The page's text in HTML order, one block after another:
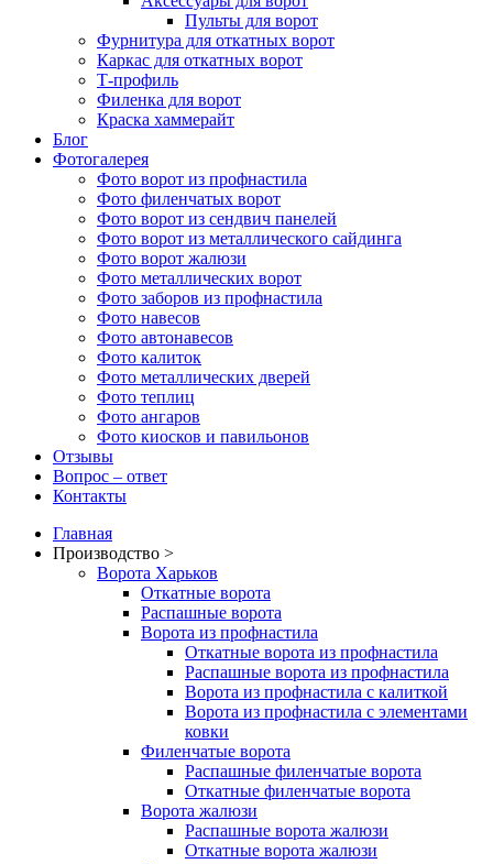
Пульты для ворот
Фурнитура для откатных ворот
Каркас для откатных ворот
Т-профиль
Филенка для ворот
Краска хаммерайт
Блог
Фотогалерея
Фото ворот из профнастила
Фото филенчатых ворот
Фото ворот из сендвич панелей
Фото ворот из металлического сайдинга
Фото ворот жалюзи
Фото металлических ворот
Фото заборов из профнастила
Фото навесов
Фото автонавесов
Фото калиток
Фото металлических дверей
Фото теплиц
Фото ангаров
Фото киосков и павильонов
Отзывы
Вопрос – ответ
Контакты
Главная
Производство >
Ворота Харьков
Откатные ворота
Распашные ворота
Ворота из профнастила
Откатные ворота из профнастила
Распашные ворота из профнастила
Ворота из профнастила с калиткой
Ворота из профнастила с элементами
ковки
Филенчатые ворота
Распашные филенчатые ворота
Откатные филенчатые ворота
Ворота жалюзи
Распашные ворота жалюзи
Откатные ворота жалюзи